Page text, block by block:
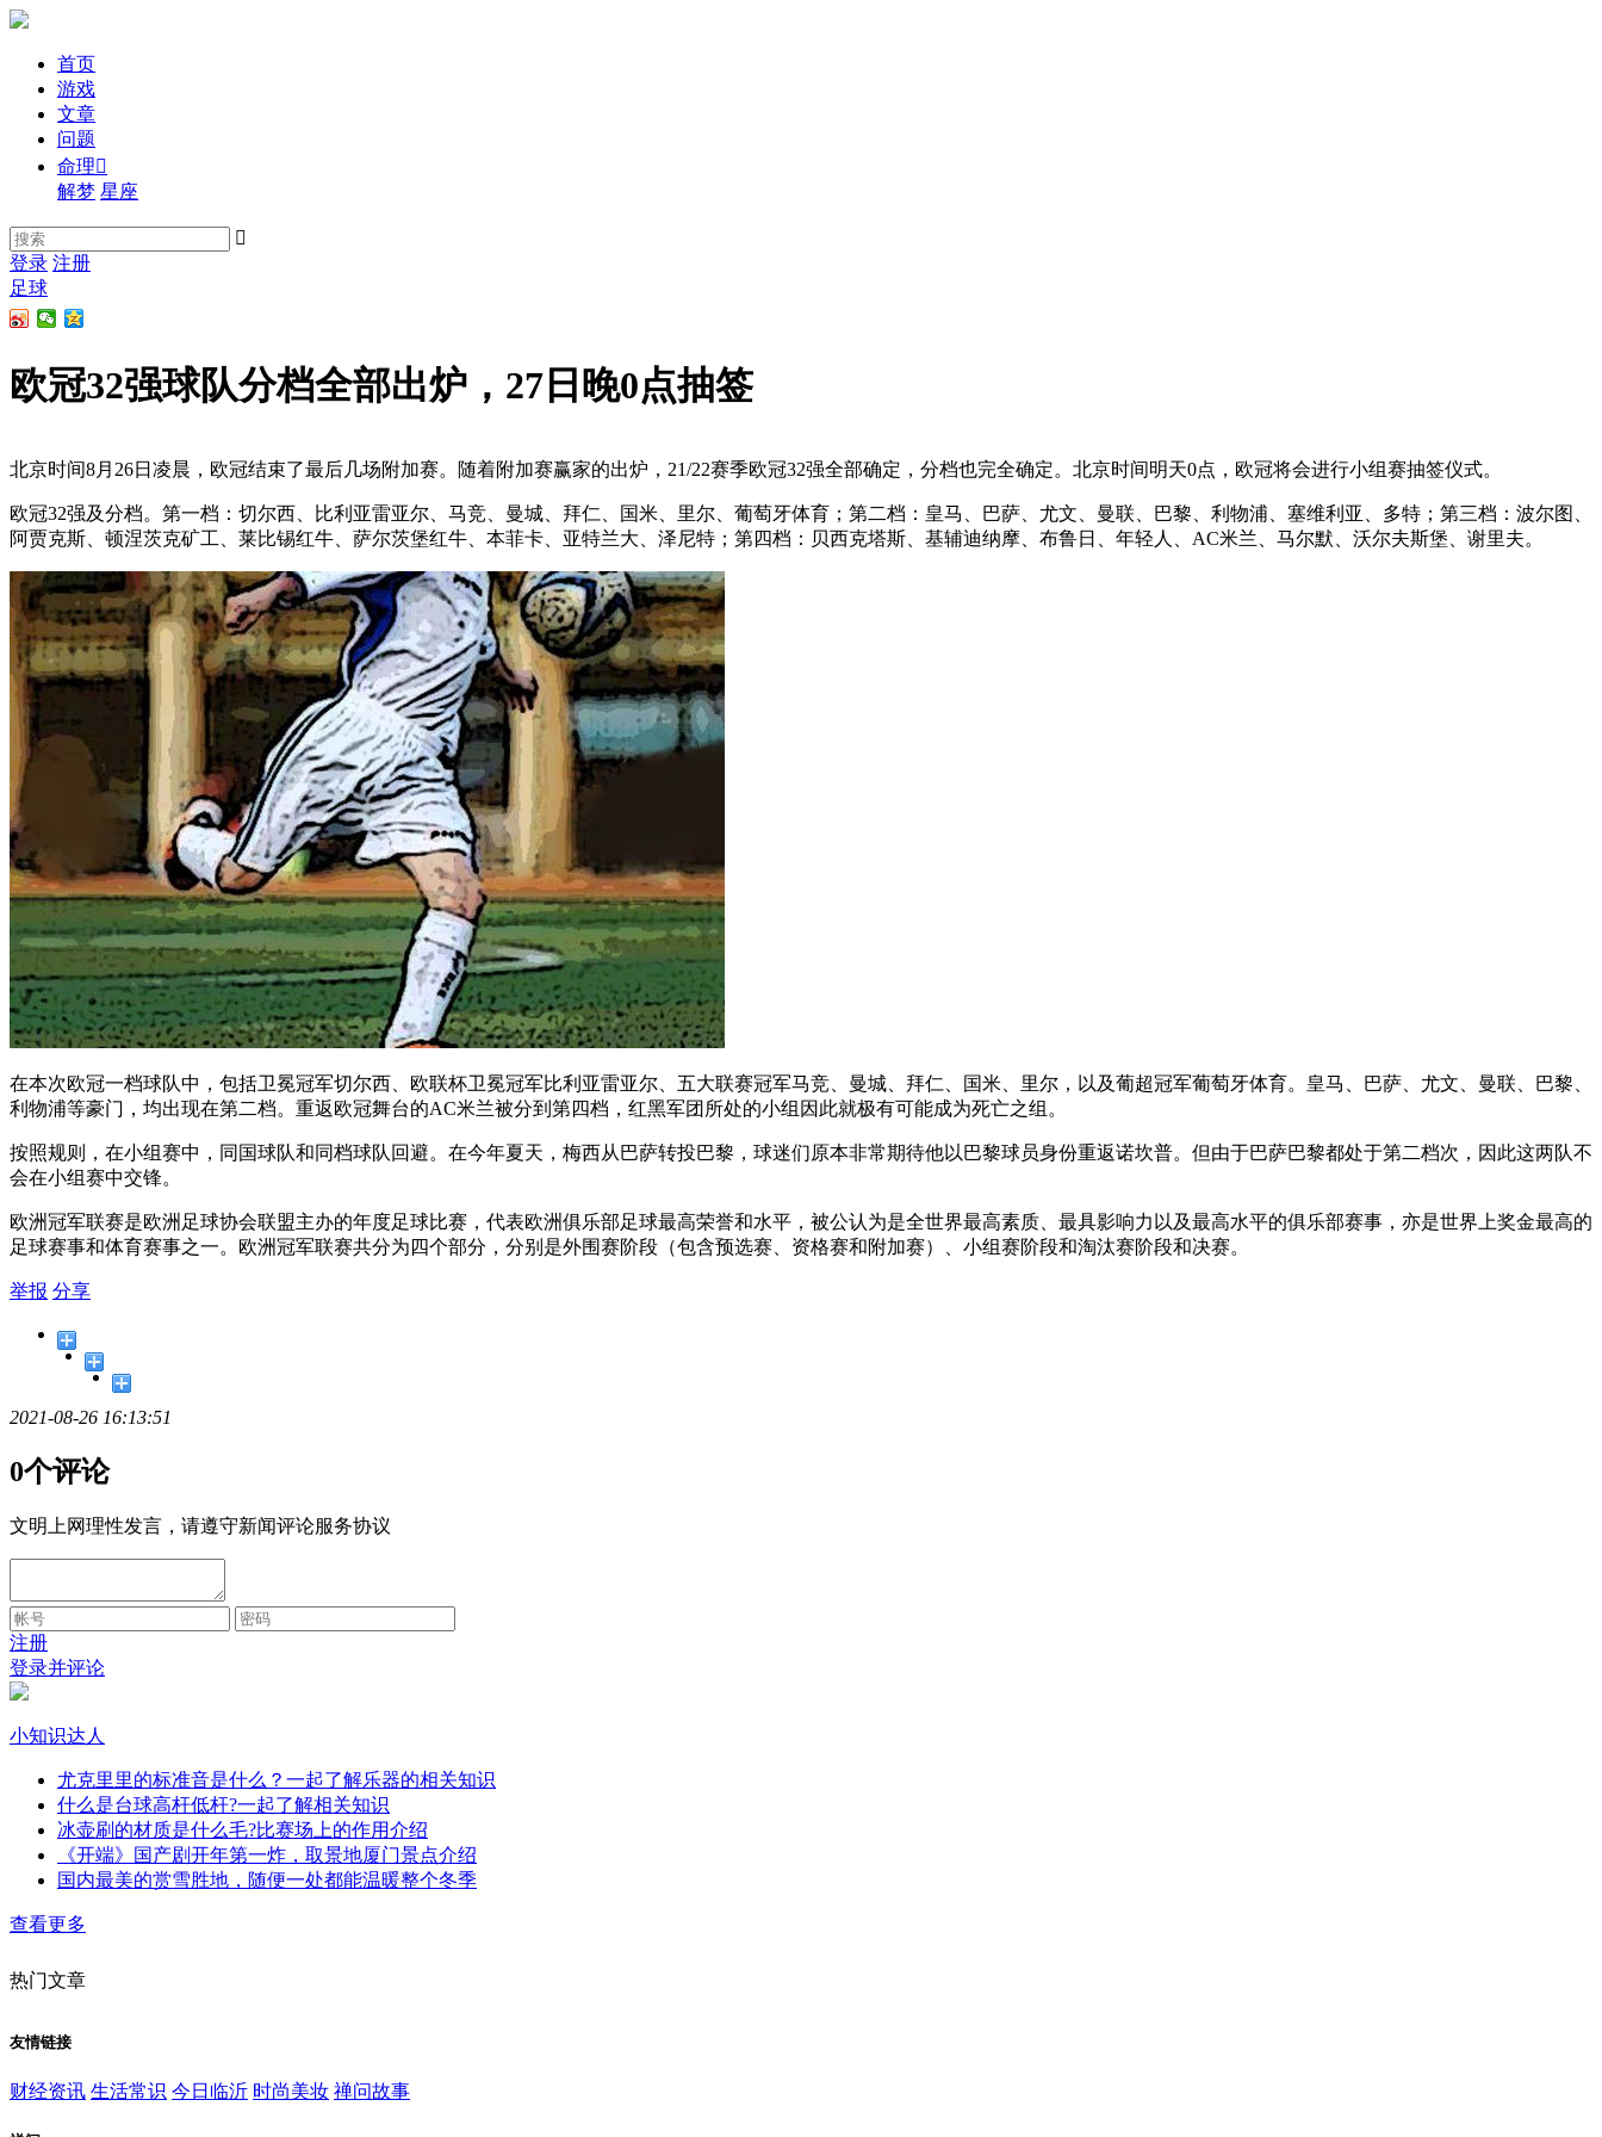
首页
游戏
文章
问题
命理
解梦 星座

登录 注册
足球
欧冠32强球队分档全部出炉，27日晚0点抽签
北京时间8月26日凌晨，欧冠结束了最后几场附加赛。随着附加赛赢家的出炉，21/22赛季欧冠32强全部确定，分档也完全确定。北京时间明天0点，欧冠将会进行小组赛抽签仪式。
欧冠32强及分档。第一档：切尔西、比利亚雷亚尔、马竞、曼城、拜仁、国米、里尔、葡萄牙体育；第二档：皇马、巴萨、尤文、曼联、巴黎、利物浦、塞维利亚、多特；第三档：波尔图、
阿贾克斯、顿涅茨克矿工、莱比锡红牛、萨尔茨堡红牛、本菲卡、亚特兰大、泽尼特；第四档：贝西克塔斯、基辅迪纳摩、布鲁日、年轻人、AC米兰、马尔默、沃尔夫斯堡、谢里夫。
在本次欧冠一档球队中，包括卫冕冠军切尔西、欧联杯卫冕冠军比利亚雷亚尔、五大联赛冠军马竞、曼城、拜仁、国米、里尔，以及葡超冠军葡萄牙体育。皇马、巴萨、尤文、曼联、巴黎、
利物浦等豪门，均出现在第二档。重返欧冠舞台的AC米兰被分到第四档，红黑军团所处的小组因此就极有可能成为死亡之组。
按照规则，在小组赛中，同国球队和同档球队回避。在今年夏天，梅西从巴萨转投巴黎，球迷们原本非常期待他以巴黎球员身份重返诺坎普。但由于巴萨巴黎都处于第二档次，因此这两队不
会在小组赛中交锋。
欧洲冠军联赛是欧洲足球协会联盟主办的年度足球比赛，代表欧洲俱乐部足球最高荣誉和水平，被公认为是全世界最高素质、最具影响力以及最高水平的俱乐部赛事，亦是世界上奖金最高的
足球赛事和体育赛事之一。欧洲冠军联赛共分为四个部分，分别是外围赛阶段（包含预选赛、资格赛和附加赛）、小组赛阶段和淘汰赛阶段和决赛。
举报 分享
2021-08-26 16:13:51
0个评论
文明上网理性发言，请遵守新闻评论服务协议
注册
登录并评论
小知识达人
尤克里里的标准音是什么？一起了解乐器的相关知识
什么是台球高杆低杆?一起了解相关知识
冰壶刷的材质是什么毛?比赛场上的作用介绍
《开端》国产剧开年第一炸，取景地厦门景点介绍
国内最美的赏雪胜地，随便一处都能温暖整个冬季
查看更多
热门文章
友情链接
财经资讯 生活常识 今日临沂 时尚美妆 禅问故事